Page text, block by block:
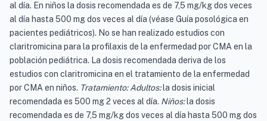
al día. En niños la dosis recomendada es de 7,5 mg/kg dos veces
al día hasta 500 mg dos veces al día (véase Guía posológica en
pacientes pediátricos). No se han realizado estudios con
claritromicina para la profilaxis de la enfermedad por CMA en la
población pediátrica. La dosis recomendada deriva de los
estudios con claritromicina en el tratamiento de la enfermedad
por CMA en niños. Tratamiento: Adultos:la dosis inicial
recomendada es 500 mg 2 veces al día. Niños:la dosis
recomendada es de 7,5 mg/kg dos veces al día hasta 500 mg dos